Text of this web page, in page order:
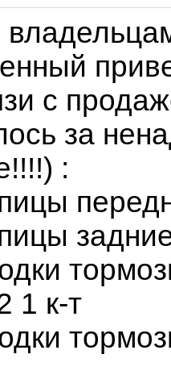
с
за
:
1 к-т